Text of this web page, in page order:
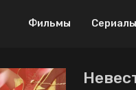
Фильмы Сериалы
дорамы